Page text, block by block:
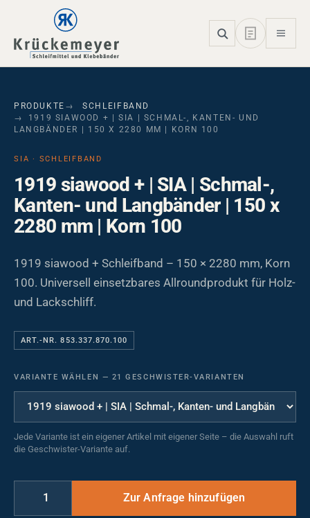
Skip to main navigation
Skip to main content
Skip to page footer
PRODUKTE
SCHLEIFBAND
1919 SIAWOOD + | SIA | SCHMAL-, KANTEN- UND
LANGBÄNDER | 150 X 2280 MM | KORN 100
SIA · SCHLEIFBAND
1919 siawood + | SIA | Schmal-,
Kanten- und Langbänder | 150 x
2280 mm | Korn 100
1919 siawood + Schleifband – 150 × 2280 mm, Korn
100. Universell einsetzbares Allroundprodukt für Holz-
und Lackschliff.
ART.-NR. 853.337.870.100
VARIANTE WÄHLEN — 21 GESCHWISTER-VARIANTEN
Jede Variante ist ein eigener Artikel mit eigener Seite – die Auswahl ruft
die Geschwister-Variante auf.